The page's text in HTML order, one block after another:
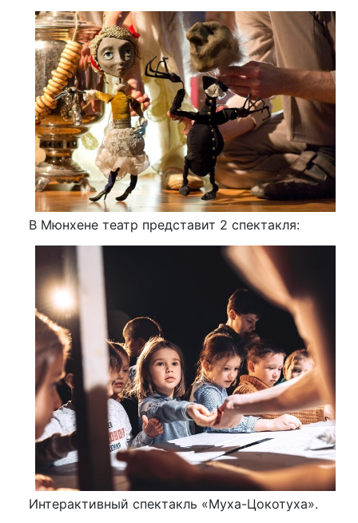
В Мюнхене театр представит 2 спектакля:
Интерактивный спектакль «Муха-Цокотуха».